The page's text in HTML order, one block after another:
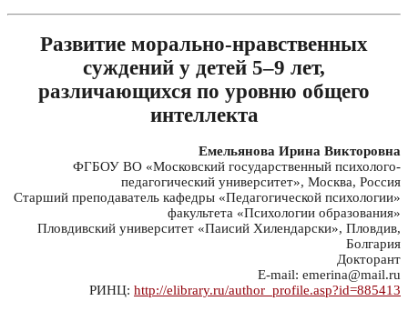
Развитие морально-нравственных
суждений у детей 5–9 лет,
различающихся по уровню общего
интеллекта
Емельянова Ирина Викторовна
ФГБОУ ВО «Московский государственный психолого-
педагогический университет», Москва, Россия
Старший преподаватель кафедры «Педагогической психологии»
факультета «Психологии образования»
Пловдивский университет «Паисий Хилендарски», Пловдив,
Болгария
Докторант
E-mail: emerina@mail.ru
РИНЦ: http://elibrary.ru/author_profile.asp?id=885413